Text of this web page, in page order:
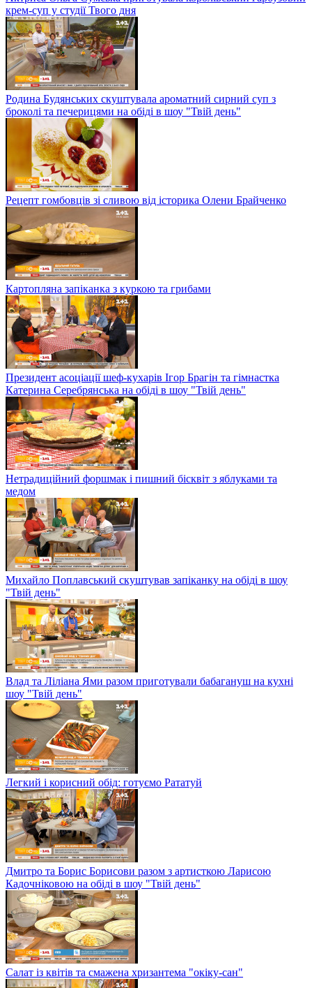
крем-суп у студії Твого дня
Родина Будянських скуштувала ароматний сирний суп з
броколі та печерицями на обіді в шоу "Твій день"
Рецепт гомбовців зі сливою від історика Олени Брайченко
Картопляна запіканка з куркою та грибами
Президент асоціації шеф-кухарів Ігор Брагін та гімнастка
Катерина Серебрянська на обіді в шоу "Твій день"
Нетрадиційний форшмак і пишний бісквіт з яблуками та
медом
Михайло Поплавський скуштував запіканку на обіді в шоу
"Твій день"
Влад та Ліліана Ями разом приготували бабагануш на кухні
шоу "Твій день"
Легкий і корисний обід: готуємо Рататуй
Дмитро та Борис Борисови разом з артисткою Ларисою
Кадочніковою на обіді в шоу "Твій день"
Салат із квітів та смажена хризантема "окіку-сан"